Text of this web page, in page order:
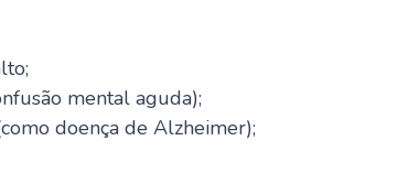
mental aguda);
doença de Alzheimer);